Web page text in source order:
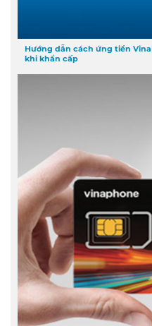
Hướng dẫn cách ứng tiền
khi khẩn cấp